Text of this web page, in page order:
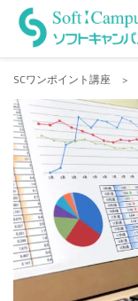
content
SCワンポイント講座 >